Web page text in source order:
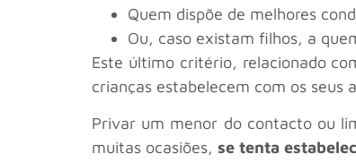
Quem dispõe de melhores
Ou, caso existam filhos, a
Este último critério, relacionado
crianças estabelecem com os seus
Privar um menor do contacto ou
muitas ocasiões, se tenta